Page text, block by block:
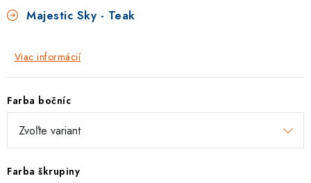
Majestic Sky - Teak
Viac informácií
Farba bočníc
Farba škrupiny